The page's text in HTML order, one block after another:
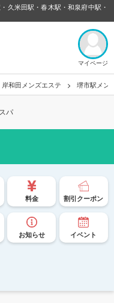
久米田駅・春木駅・和泉府中駅・
マイページ
和田メンズエステ 堺市駅メン
料金 割引クーポン
お知らせ イベント